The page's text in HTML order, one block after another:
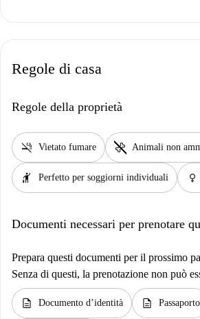
Regole di casa
Regole della proprietà
smoke_free Vietato fumare pet_supplies Animali non
hail Perfetto per soggiorni individuali female
Documenti necessari per prenotare
Prepara questi documenti per il prossimo
Senza di questi, la prenotazione non può
description Documento d’identità description Passaporto